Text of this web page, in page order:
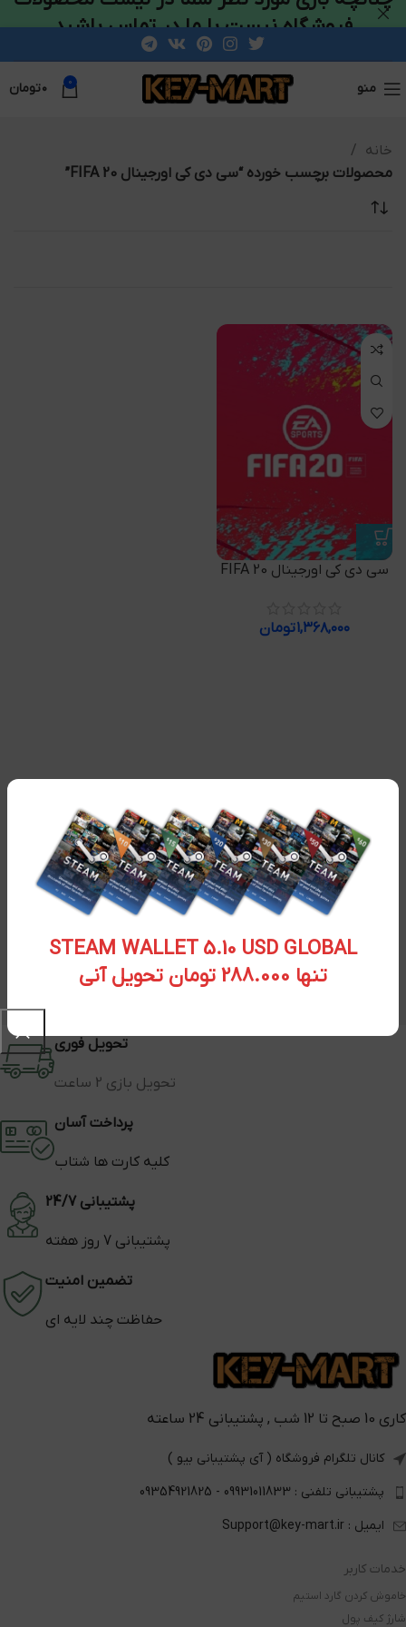
STEAM WALLET 5.10 USD GLOBAL
تنها 288.000 تومان تحویل آنی
منو 0 ۰تومان
خانه
محصولات برچسب خورده “سی دی کی اورجینال FIFA 20”
سی دی کی اورجینال FIFA 20
۱,۳۶۸,۰۰۰تومان
تحویل فوری
تحویل بازی 2 ساعت
پرداخت آسان
کلیه کارت ها شتاب
پشتیبانی 24/7
پشتیبانی 7 روز هفته
تضمین امنیت
حفاظت چند لایه ای
کاری 10 صبح تا 12 شب , پشتیبانی 24 ساعته
کانال تلگرام فروشگاه ( آی پشتیبانی بیو )
پشتیبانی تلفنی : 09931011833 - 09354921825
ایمیل : Support@key-mart.ir
خدمات کاربر
خاموش کردن گارد استیم
شارژ کیف پول
فروشگاه نیست با ما در تماس باشید